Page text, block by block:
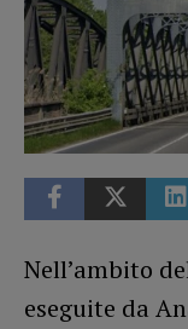
Nell’ambito
eseguite da